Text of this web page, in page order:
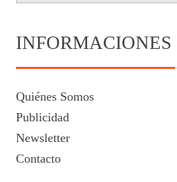
INFORMACIONES
Quiénes Somos
Publicidad
Newsletter
Contacto